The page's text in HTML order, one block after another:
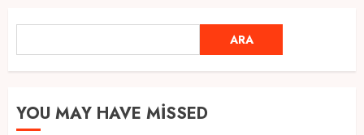
Atmosfer ve Özel Hazırlıklar
28 ŞUBAT 2025 0
ARA
YOU MAY HAVE MISSED